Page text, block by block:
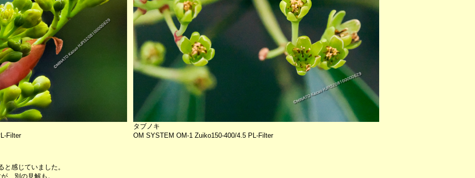
Filter
タブノキ
OM SYSTEM OM-1 Zuiko150-400/4.5 PL-Filter
感じていました。
、別の見解も。